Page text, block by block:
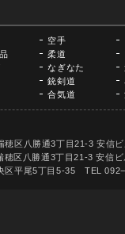
空手
柔道
なぎなた
銃剣道
合気道
3丁目21-3 安信ビル
穂区八勝通3丁目21-3 安
5丁目5-35 TEL